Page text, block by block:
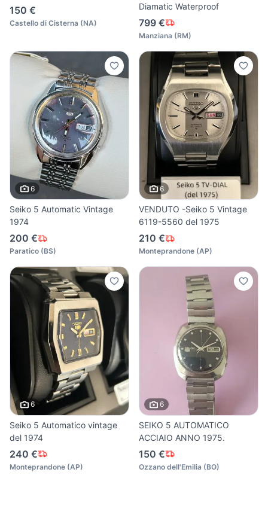
150 €
Castello di Cisterna (NA)
Diamatic Waterproof
799 €
Manziana (RM)
6
Seiko 5 Automatic Vintage
1974
200 €
Paratico (BS)
6
VENDUTO -Seiko 5 Vintage
6119-5560 del 1975
210 €
Monteprandone (AP)
6
Seiko 5 Automatico vintage
del 1974
240 €
Monteprandone (AP)
6
SEIKO 5 AUTOMATICO
ACCIAIO ANNO 1975.
150 €
Ozzano dell'Emilia (BO)